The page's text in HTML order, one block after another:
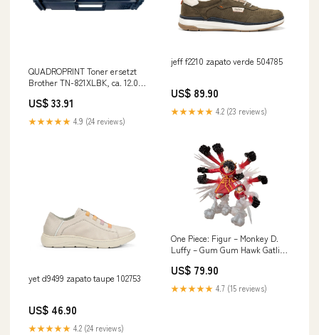
QUADROPRINT Toner ersetzt
Brother TN-821XLBK, ca. 12.000
US$ 33.91
★★★★★ 4.9 (24 reviews)
jeff f2210 zapato verde 504785
US$ 89.90
★★★★★ 4.2 (23 reviews)
yet d9499 zapato taupe 102753
US$ 46.90
★★★★★ 4.2 (24 reviews)
One Piece: Figur – Monkey D.
Luffy – Gum Gum Hawk Gatling
US$ 79.90
★★★★★ 4.7 (15 reviews)